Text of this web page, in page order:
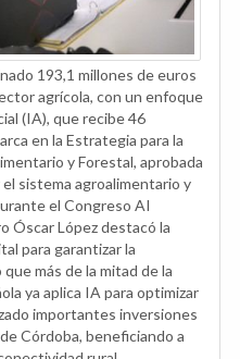
193,1 millones de euros
agrícola, con un enfoque
(IA), que recibe 46
en la Estrategia para la
y Forestal, aprobada
sistema agroalimentario y
el Congreso AI
Óscar López destacó la
para garantizar la
más de la mitad de la
ya aplica IA para optimizar
importantes inversiones
Córdoba, beneficiando a